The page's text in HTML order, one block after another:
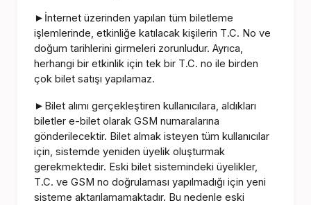
► İnternet üzerinden yapılan tüm biletleme
işlemlerinde, etkinliğe katılacak kişilerin T.C. No ve
doğum tarihlerini girmeleri zorunludur. Ayrıca,
herhangi bir etkinlik için tek bir T.C. no ile birden
çok bilet satışı yapılamaz.
► Bilet alımı gerçekleştiren kullanıcılara, aldıkları
biletler e-bilet olarak GSM numaralarına
gönderilecektir. Bilet almak isteyen tüm kullanıcılar
için, sistemde yeniden üyelik oluşturmak
gerekmektedir. Eski bilet sistemindeki üyelikler,
T.C. ve GSM no doğrulaması yapılmadığı için yeni
sisteme aktarılamamaktadır. Bu nedenle eski